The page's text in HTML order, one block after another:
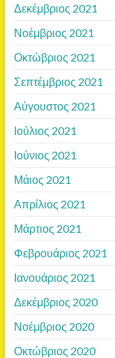
Δεκέμβριος 2021
Νοέμβριος 2021
Οκτώβριος 2021
Σεπτέμβριος 2021
Αύγουστος 2021
Ιούλιος 2021
Ιούνιος 2021
Μάιος 2021
Απρίλιος 2021
Μάρτιος 2021
Φεβρουάριος 2021
Ιανουάριος 2021
Δεκέμβριος 2020
Νοέμβριος 2020
Οκτώβριος 2020